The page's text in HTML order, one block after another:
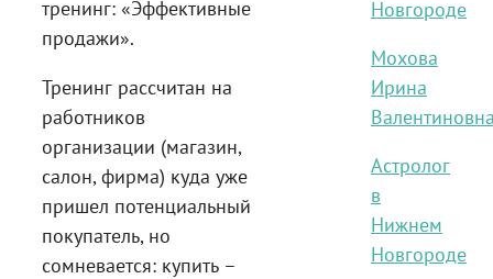
тренинг: «Эффективные
продажи».
Тренинг рассчитан на
работников
организации (магазин,
салон, фирма) куда уже
пришел потенциальный
покупатель, но
сомневается: купить –
Новгороде
Мохова
Ирина
Астролог
в
Нижнем
Новгороде